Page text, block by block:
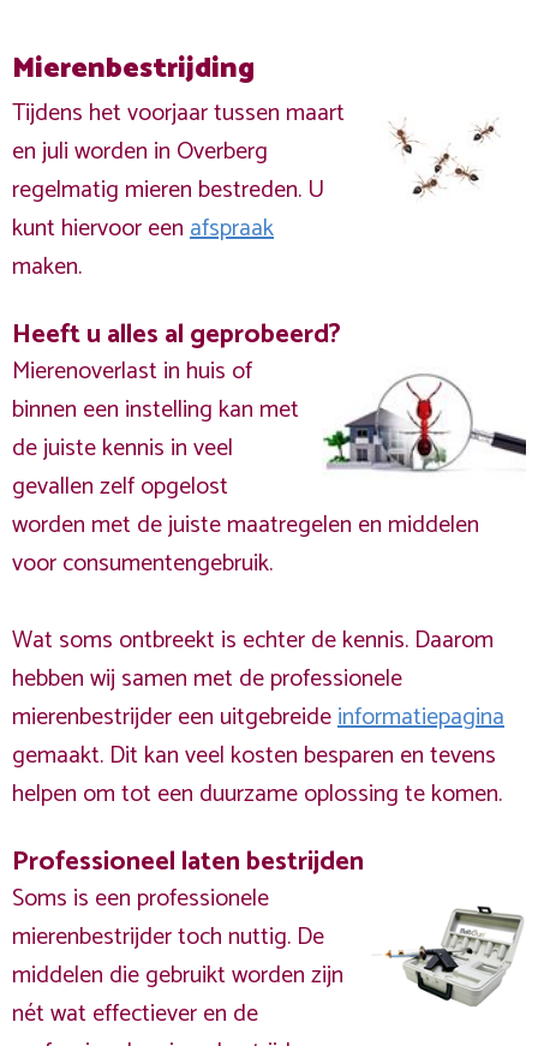
Mierenbestrijding
Tijdens het voorjaar tussen maart
en juli worden in Overberg
regelmatig mieren bestreden. U
kunt hiervoor eenafspraak
maken.
Heeft u alles al geprobeerd?
Mierenoverlast in huis of
binnen een instelling kan met
de juiste kennis in veel
gevallen zelf opgelost
worden met de juiste maatregelen en middelen
voor consumentengebruik.
Wat soms ontbreekt is echter de kennis. Daarom
hebben wij samen met de professionele
mierenbestrijder een uitgebreideinformatiepagina
gemaakt. Dit kan veel kosten besparen en tevens
helpen om tot een duurzame oplossing te komen.
Professioneel laten bestrijden
Soms is een professionele
mierenbestrijder toch nuttig. De
middelen die gebruikt worden zijn
nét wat effectiever en de